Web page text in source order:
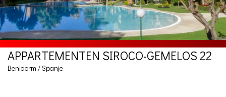
APPARTEMENTEN SIROCO-GEMELOS 22
Benidorm / Spanje